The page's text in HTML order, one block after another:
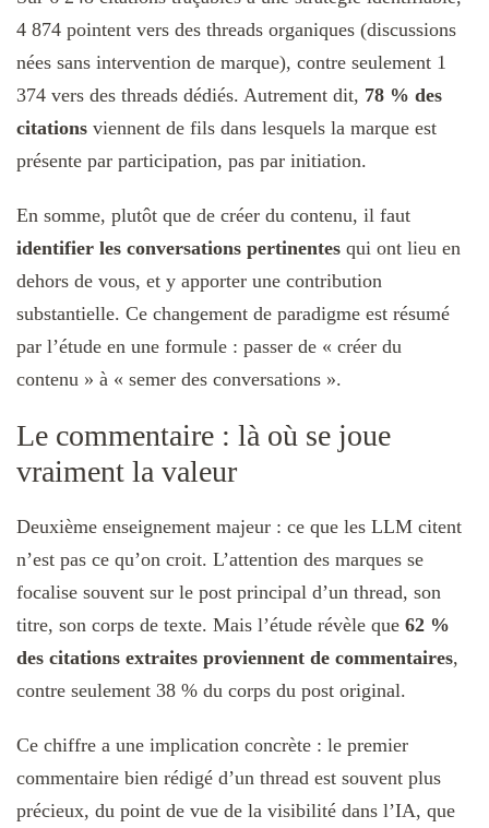
4 874 pointent vers des threads organiques (discussions
nées sans intervention de marque), contre seulement 1
374 vers des threads dédiés. Autrement dit, 78 % des
citations viennent de fils dans lesquels la marque est
présente par participation, pas par initiation.
En somme, plutôt que de créer du contenu, il faut
identifier les conversations pertinentes qui ont lieu en
dehors de vous, et y apporter une contribution
substantielle. Ce changement de paradigme est résumé
par l’étude en une formule : passer de « créer du
contenu » à « semer des conversations ».
Le commentaire : là où se joue
vraiment la valeur
Deuxième enseignement majeur : ce que les LLM citent
n’est pas ce qu’on croit. L’attention des marques se
focalise souvent sur le post principal d’un thread, son
titre, son corps de texte. Mais l’étude révèle que 62 %
des citations extraites proviennent de commentaires,
contre seulement 38 % du corps du post original.
Ce chiffre a une implication concrète : le premier
commentaire bien rédigé d’un thread est souvent plus
précieux, du point de vue de la visibilité dans l’IA, que